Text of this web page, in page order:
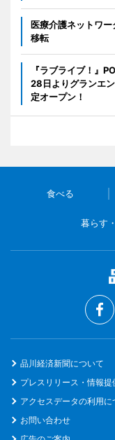
医療介護ネットワ
移転
『ラブライブ！』
28日よりグランエ
定オープン！
食べる
暮らす
品川経済新聞について
プレスリリース・情報提
アクセスデータの利用に
お問い合わせ